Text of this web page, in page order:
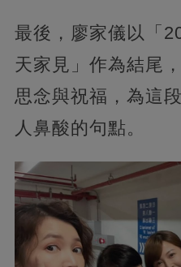
最後，廖家儀以「
天家見」作為結尾
思念與祝福，為這
人鼻酸的句點。